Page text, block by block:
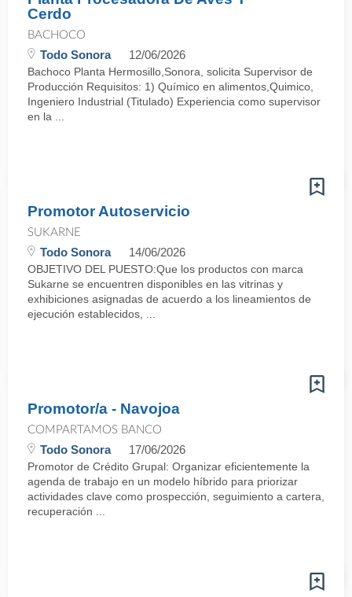
Cerdo
BACHOCO
Todo Sonora 12/06/2026
Bachoco Planta Hermosillo,Sonora, solicita Supervisor de
Producción Requisitos: 1) Químico en alimentos,Quimico,
Ingeniero Industrial (Titulado) Experiencia como supervisor
en la ...
Promotor Autoservicio
SUKARNE
Todo Sonora 14/06/2026
OBJETIVO DEL PUESTO:Que los productos con marca
Sukarne se encuentren disponibles en las vitrinas y
exhibiciones asignadas de acuerdo a los lineamientos de
ejecución establecidos, ...
Promotor/a - Navojoa
COMPARTAMOS BANCO
Todo Sonora 17/06/2026
Promotor de Crédito Grupal: Organizar eficientemente la
agenda de trabajo en un modelo híbrido para priorizar
actividades clave como prospección, seguimiento a cartera,
recuperación ...